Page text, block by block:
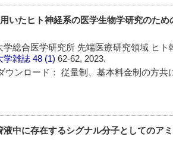
いたヒト神経系の医学生物学研究のため
学総合医学研究所 先端医療研究領域 ヒト
学雑誌 48 (1)62-62, 2023.
ウンロード： 従量制、基本料金制の方共
液中に存在するシグナル分子としてのア